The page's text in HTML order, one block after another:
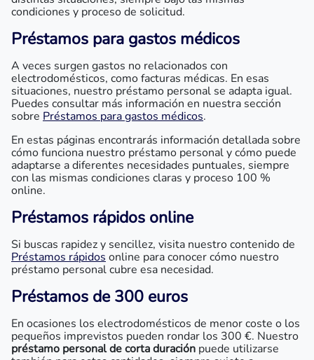
condiciones y proceso de solicitud.
Préstamos para gastos médicos
A veces surgen gastos no relacionados con
electrodomésticos, como facturas médicas. En esas
situaciones, nuestro préstamo personal se adapta igual.
Puedes consultar más información en nuestra sección
sobre Préstamos para gastos médicos.
En estas páginas encontrarás información detallada sobre
cómo funciona nuestro préstamo personal y cómo puede
adaptarse a diferentes necesidades puntuales, siempre
con las mismas condiciones claras y proceso 100 %
online.
Préstamos rápidos online
Si buscas rapidez y sencillez, visita nuestro contenido de
Préstamos rápidos online para conocer cómo nuestro
préstamo personal cubre esa necesidad.
Préstamos de 300 euros
En ocasiones los electrodomésticos de menor coste o los
pequeños imprevistos pueden rondar los 300 €. Nuestro
préstamo personal de corta duración puede utilizarse